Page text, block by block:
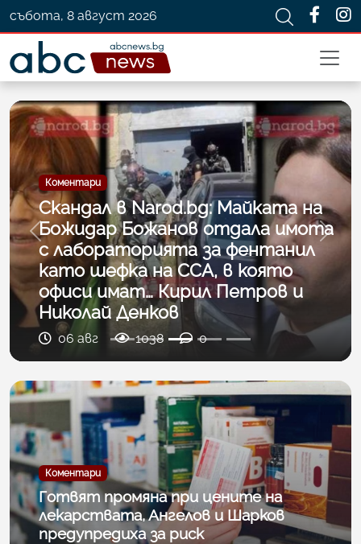
събота, 8 август 2026
Майката на
имота
фентанил
в която
Петров и
Новини
Жесток побой и
жертвата -
деца, твърдели, че
педофили
06 авг 781
Previous Next
Коментари
Готвят промяна при цените на
лекарствата, Ангелов и Шарков
предупредиха за риск